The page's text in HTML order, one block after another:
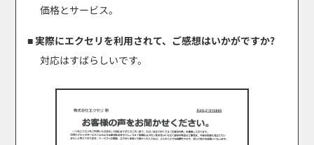
価格とサービス。
■ 実際にエクセリを利用されて、ご感想はいかがですか?
対応はすばらしいです。